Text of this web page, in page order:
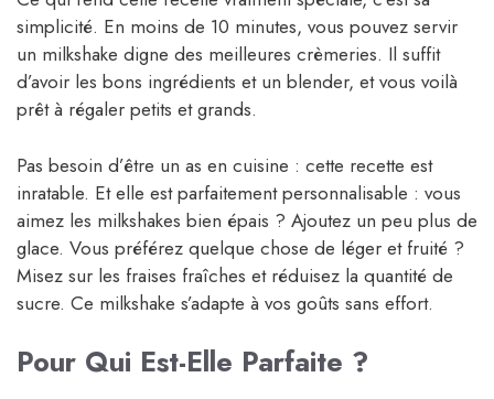
simplicité. En moins de 10 minutes, vous pouvez servir
un milkshake digne des meilleures crèmeries. Il suffit
d’avoir les bons ingrédients et un blender, et vous voilà
prêt à régaler petits et grands.
Pas besoin d’être un as en cuisine : cette recette est
inratable. Et elle est parfaitement personnalisable : vous
aimez les milkshakes bien épais ? Ajoutez un peu plus de
glace. Vous préférez quelque chose de léger et fruité ?
Misez sur les fraises fraîches et réduisez la quantité de
sucre. Ce milkshake s’adapte à vos goûts sans effort.
Pour Qui Est-Elle Parfaite ?